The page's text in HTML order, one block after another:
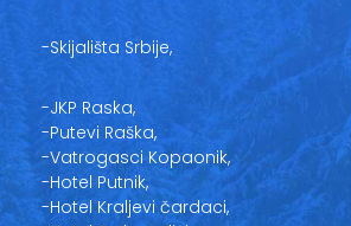
-Skijališta Srbije,
-JKP Raska,
-Putevi Raška,
-Vatrogasci Kopaonik,
-Hotel Putnik,
-Hotel Kraljevi čardaci,